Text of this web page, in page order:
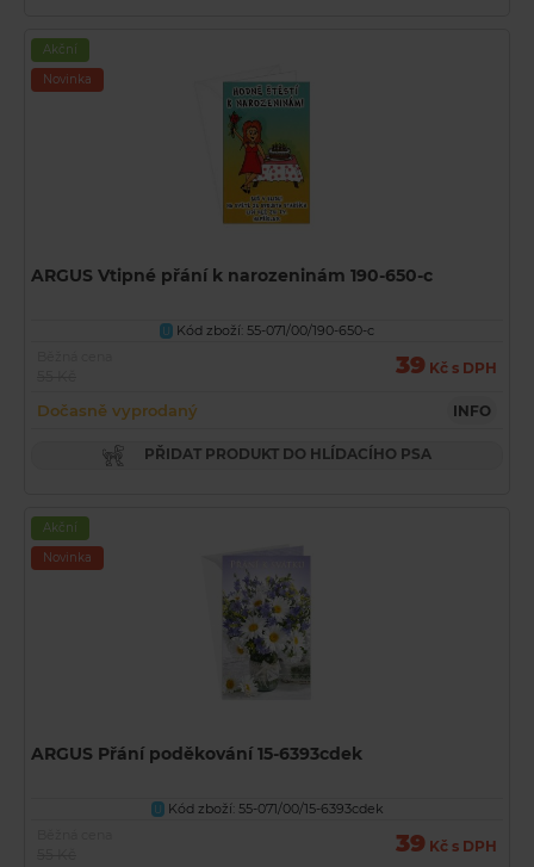
Akční
Novinka
ARGUS Vtipné přání k narozeninám 190-650-c
U
Kód zboží: 55-071/00/190-650-c
39 Kč s DPH
Dočasně vyprodaný INFO
PŘIDAT PRODUKT DO HLÍDACÍHO PSA
Akční
Novinka
ARGUS Přání poděkování 15-6393cdek
U Kód zboží: 55-071/00/15-6393cdek
39 Kč s DPH